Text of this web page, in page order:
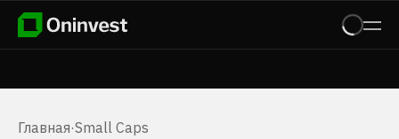
Главная·Small Caps